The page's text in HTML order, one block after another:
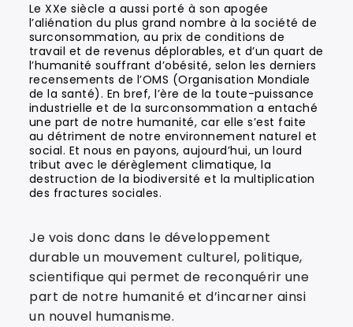
Le XXe siècle a aussi porté à son apogée
l’aliénation du plus grand nombre à la société de
surconsommation, au prix de conditions de
travail et de revenus déplorables, et d’un quart de
l’humanité souffrant d’obésité, selon les derniers
recensements de l’OMS (Organisation Mondiale
de la santé). En bref, l’ère de la toute-puissance
industrielle et de la surconsommation a entaché
une part de notre humanité, car elle s’est faite
au détriment de notre environnement naturel et
social. Et nous en payons, aujourd’hui, un lourd
tribut avec le dérèglement climatique, la
destruction de la biodiversité et la multiplication
des fractures sociales.
Je vois donc dans le développement
durable un mouvement culturel, politique,
scientifique qui permet de reconquérir une
part de notre humanité et d’incarner ainsi
un nouvel humanisme.